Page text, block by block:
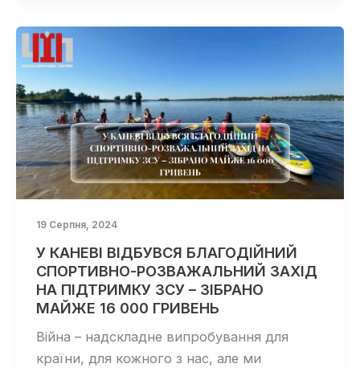
19 Серпня, 2024
У КАНЕВІ ВІДБУВСЯ БЛАГОДІЙНИЙ
СПОРТИВНО-РОЗВАЖАЛЬНИЙ ЗАХІД
НА ПІДТРИМКУ ЗСУ – ЗІБРАНО
МАЙЖЕ 16 000 ГРИВЕНЬ
Війна – надскладне випробування для
країни, для кожного з нас, але ми